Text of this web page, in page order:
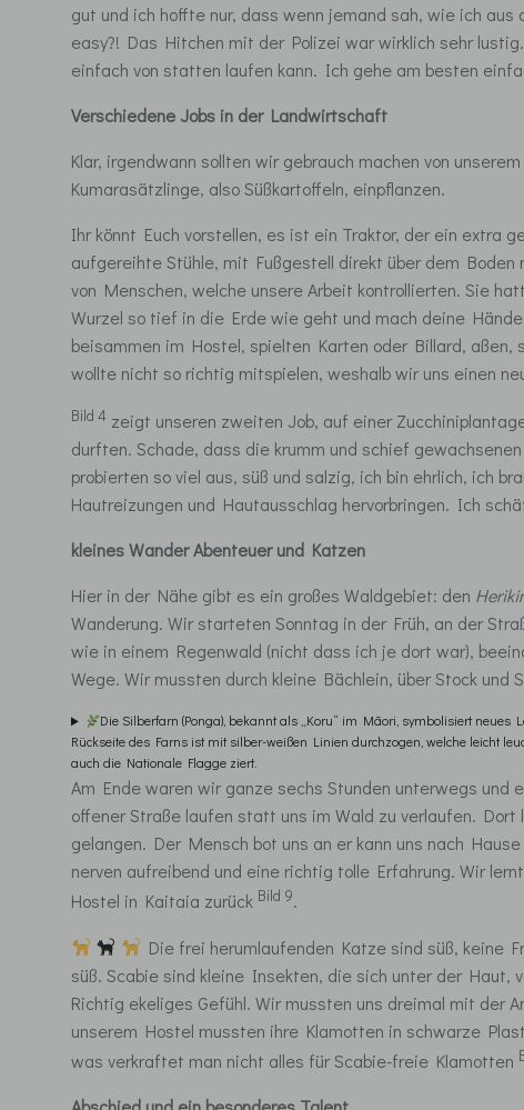
gut und ich hoffte nur, dass wenn jemand sah, wie ich
easy?! Das Hitchen mit der Polizei war wirklich sehr
einfach von statten laufen kann. Ich gehe am besten
Verschiedene Jobs in der Landwirtschaft
Klar, irgendwann sollten wir gebrauch machen von
Kumarasätzlinge, also Süßkartoffeln, einpflanzen.
Ihr könnt Euch vorstellen, es ist ein Traktor, der ein extra
aufgereihte Stühle, mit Fußgestell direkt über dem
von Menschen, welche unsere Arbeit kontrollierten. Sie
Wurzel so tief in die Erde wie geht und mach deine
beisammen im Hostel, spielten Karten oder Billard,
wollte nicht so richtig mitspielen, weshalb wir uns einen
Bild 4 zeigt unseren zweiten Job, auf einer
durften. Schade, dass die krumm und schief
probierten so viel aus, süß und salzig, ich bin ehrlich, ich
Hautreizungen und Hautausschlag hervorbringen. Ich
kleines Wander Abenteuer und Katzen
Hier in der Nähe gibt es ein großes Waldgebiet: den
Wanderung. Wir starteten Sonntag in der Früh, an der
wie in einem Regenwald (nicht dass ich je dort war),
Wege. Wir mussten durch kleine Bächlein, über Stock
Die Silberfarn (Ponga), bekannt als „Koru“ im Māori, symbolisiert
Rückseite des Farns ist mit silber-weißen Linien durchzogen, welche leicht
auch die Nationale Flagge ziert.
Am Ende waren wir ganze sechs Stunden unterwegs
offener Straße laufen statt uns im Wald zu verlaufen.
gelangen. Der Mensch bot uns an er kann uns nach
nerven aufreibend und eine richtig tolle Erfahrung. Wir
Hostel in Kaitaia zurück Bild 9.
Die frei herumlaufenden Katze sind süß, keine
süß. Scabie sind kleine Insekten, die sich unter der Haut,
Richtig ekeliges Gefühl. Wir mussten uns dreimal mit der
unserem Hostel mussten ihre Klamotten in schwarze
was verkraftet man nicht alles für Scabie-freie Klamotten